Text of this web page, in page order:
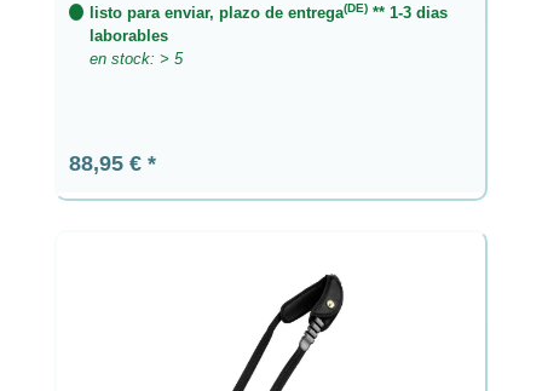
listo para enviar, plazo de entrega(DE) ** 1-3 dias
laborables
en stock: > 5
Precio normal:
88,95 €